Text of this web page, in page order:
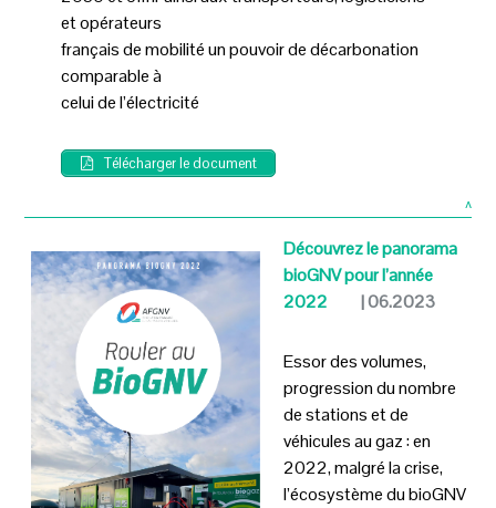
et opérateurs
français de mobilité un pouvoir de décarbonation
comparable à
celui de l’électricité
Télécharger le document
^
Découvrez le panorama
bioGNV pour l’année
2022
| 06.2023
Essor des volumes,
progression du nombre
de stations et de
véhicules au gaz : en
2022, malgré la crise,
l’écosystème du bioGNV